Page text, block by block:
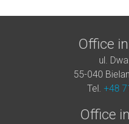
Office
ul.
55-040
Tel. +48
Office